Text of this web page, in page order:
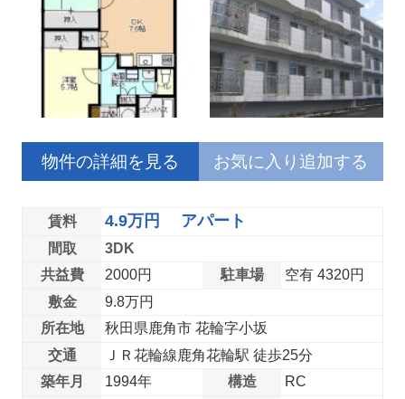
物件の詳細を見る お気に入り追加する
賃料 4.9万円 アパート
間取
3DK
共益費
2000円 駐車場
空有 4320円
敷金
9.8万円
所在地
秋田県鹿角市 花輪字小坂
交通
ＪＲ花輪線鹿角花輪駅 徒歩25分
築年月
1994年 構造 RC